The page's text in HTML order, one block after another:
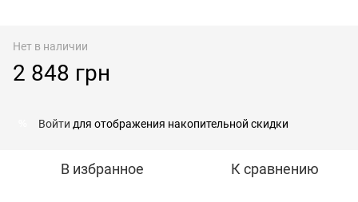
Нет в наличии
2 848 грн
Войти для отображения накопительной скидки
В избранное К сравнению